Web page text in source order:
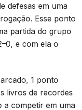
defesas em uma
Esse ponto
partida do grupo
e com ela o
1 ponto
livros de recordes
competir em uma